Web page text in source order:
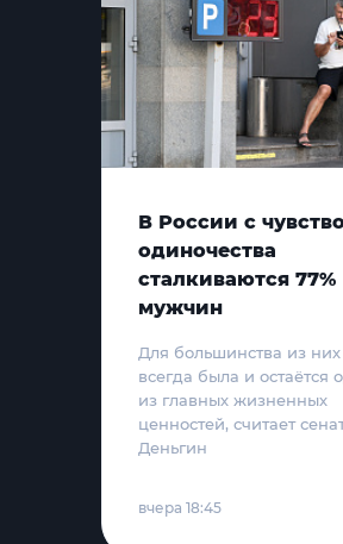
В России с
одиночества
сталкиваются 77%
мужчин
Для большинства из них
всегда была и остаётся
из главных жизненных
ценностей, считает
Деньгин
вчера 18:45